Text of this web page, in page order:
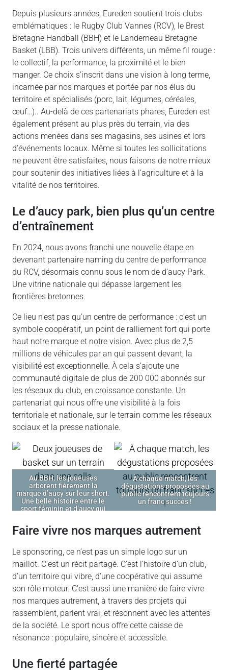
Depuis plusieurs années, Eureden soutient trois clubs
emblématiques : le Rugby Club Vannes (RCV), le Brest
Bretagne Handball (BBH) et le Landerneau Bretagne
Basket (LBB). Trois univers différents, un même fil rouge :
le collectif, la performance, la proximité et le bien
manger. Ce choix s’inscrit dans une vision à long terme,
incarnée par nos marques et portée par nos élus du
territoire et spécialisés (porc, lait, légumes, céréales,
œuf…).. Au-delà de ces partenariats phares, Eureden est
également présent au plus près du terrain, via des
actions menées dans ses magasins, ses usines et lors
d’événements locaux. Même si toutes les sollicitations
ne peuvent être satisfaites, nous faisons de notre mieux
pour soutenir des initiatives liées à l’agriculture et à la
vitalité de nos territoires.
le d’aucy park, bien plus qu’un centre
d’entraînement
En 2024, nous avons franchi une nouvelle étape en
devenant partenaire naming du centre de performance
du RCV, désormais connu sous le nom de d’aucy Park.
Une vitrine nationale qui dépasse largement les
frontières bretonnes.
Ce lieu n’est pas qu’un centre de performance : c’est un
symbole coopératif, un point de ralliement fort qui porte
haut notre marque et notre vision. Avec plus de 2,5
millions de véhicules par an qui passent devant, la
visibilité est exceptionnelle. À cela s’ajoute une
communauté digitale de plus de 200 000 abonnés sur
les réseaux du club, en croissance constante. Un
partenariat qui nous offre une visibilité à la fois
territoriale et nationale, sur le terrain comme les réseaux
sociaux et la presse nationale.
Au BBH, les joueuses
arborent fièrement la
marque d’aucy sur leur short.
Une belle histoire entre le
sport féminin et d’aucy qui
À chaque match, les
dégustations proposées au
public rencontrent toujours
un franc succès !
faire vivre nos marques autrement
Le sponsoring, ce n’est pas un simple logo sur un
maillot. C’est un récit partagé. C’est l’histoire d’un club,
d’un territoire qui vibre, d’une coopérative qui assume
son rôle moteur. C’est aussi une manière de faire vivre
nos marques autrement, à travers des projets qui
rassemblent, parlent vrai, et résonnent avec les attentes
de la société. Le sport nous offre cette caisse de
résonance : populaire, sincère et accessible.
une fierté partagée